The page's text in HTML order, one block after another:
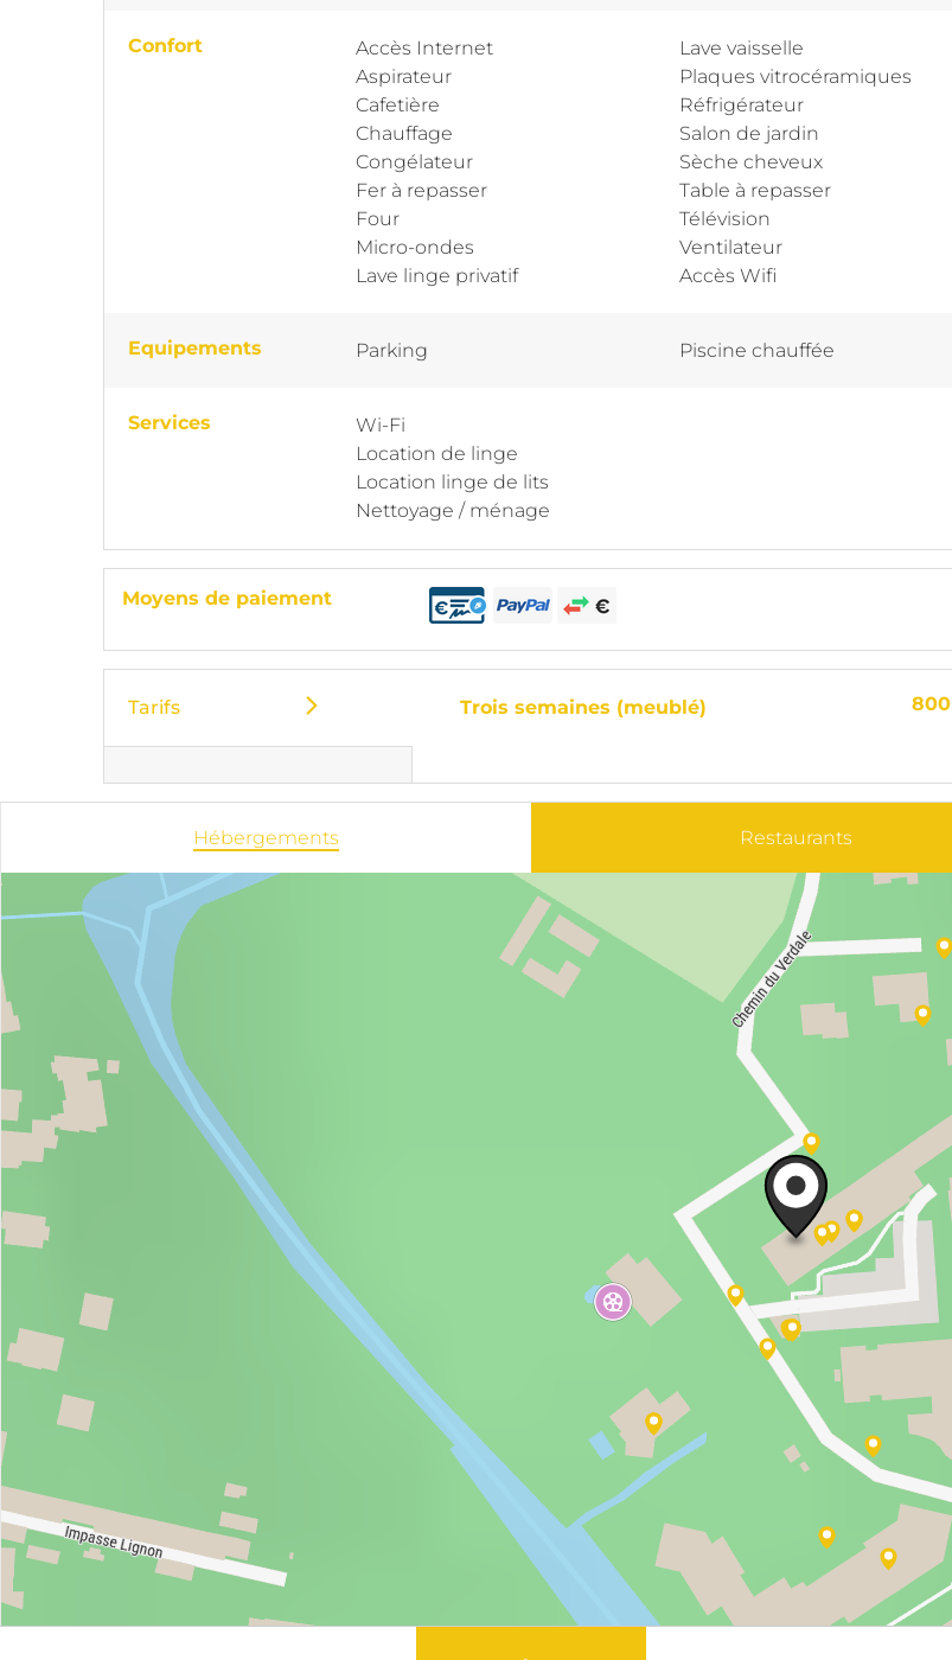
Confort
Accès Internet
Aspirateur
Cafetière
Chauffage
Congélateur
Fer à repasser
Four
Micro-ondes
Lave linge privatif
Lave vaisselle
Plaques vitrocéramiques
Réfrigérateur
Salon de jardin
Sèche cheveux
Table à repasser
Télévision
Ventilateur
Accès Wifi
Equipements Parking Piscine chauffée
Services
Wi-Fi
Location de linge
Location linge de lits
Nettoyage / ménage
Moyens de paiement
Tarifs Trois semaines (meublé) 800
Hébergements Restaurants